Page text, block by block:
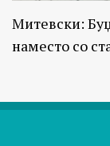
Митевски:
наместо со